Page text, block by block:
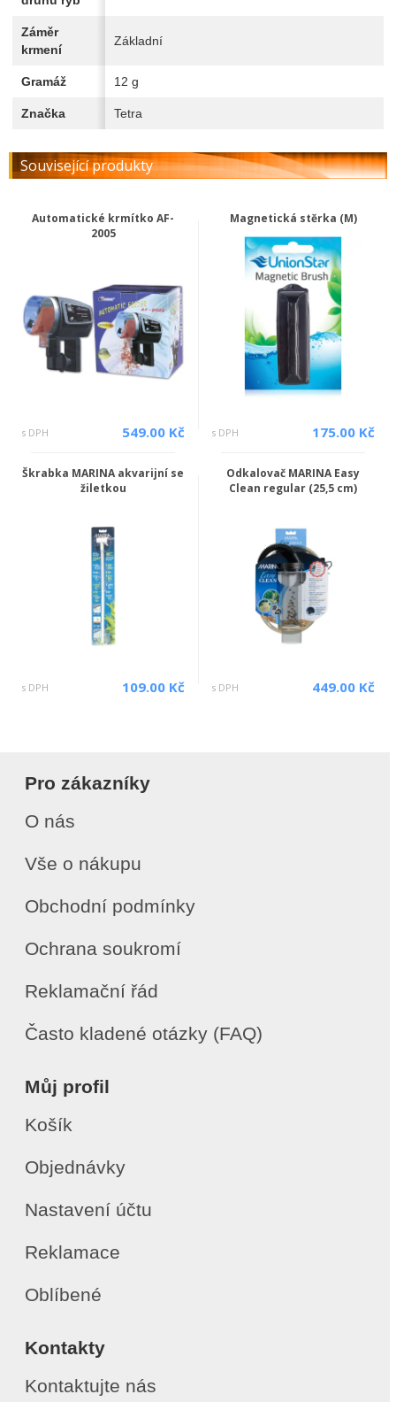
Záměr
krmení
Základní
Gramáž 12 g
Značka Tetra
Související produkty
Automatické krmítko AF-
2005
s DPH 549.00 Kč
Magnetická stěrka (M)
s DPH 175.00 Kč
Škrabka MARINA akvarijní se
žiletkou
s DPH 109.00 Kč
Odkalovač MARINA Easy
Clean regular (25,5 cm)
s DPH 449.00 Kč
Pro zákazníky
O nás
Vše o nákupu
Obchodní podmínky
Ochrana soukromí
Reklamační řád
Často kladené otázky (FAQ)
Můj profil
Košík
Objednávky
Nastavení účtu
Reklamace
Oblíbené
Kontakty
Kontaktujte nás